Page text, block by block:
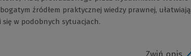
źródłem praktycznej wiedzy prawnej, ułatwiają
w podobnych sytuacjach.